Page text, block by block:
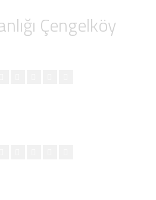
Çengelköy